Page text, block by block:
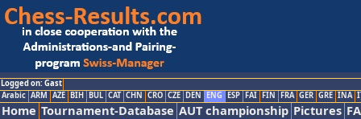
Logged on: Gast
Arabic ARM AZE BIH BUL CAT CHN CRO CZE DEN ENG ESP FAI FIN FRA GER GRE INA
Home Tournament-Database AUT championship Pictures